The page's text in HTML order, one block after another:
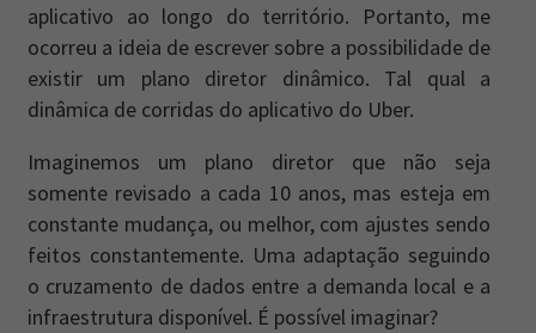
aplicativo ao longo do território. Portanto, me
ocorreu a ideia de escrever sobre a possibilidade de
existir um plano diretor dinâmico. Tal qual a
dinâmica de corridas do aplicativo do Uber.
Imaginemos um plano diretor que não seja
somente revisado a cada 10 anos, mas esteja em
constante mudança, ou melhor, com ajustes sendo
feitos constantemente. Uma adaptação seguindo
o cruzamento de dados entre a demanda local e a
infraestrutura disponível. É possível imaginar?